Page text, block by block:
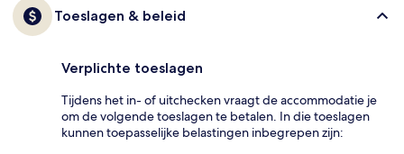
Toeslagen & beleid
Verplichte toeslagen
Tijdens het in- of uitchecken vraagt de accommodatie je
om de volgende toeslagen te betalen. In die toeslagen
kunnen toepasselijke belastingen inbegrepen zijn: